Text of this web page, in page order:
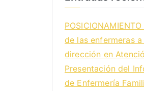
de las enfermeras
dirección en
Presentación del
de Enfermería